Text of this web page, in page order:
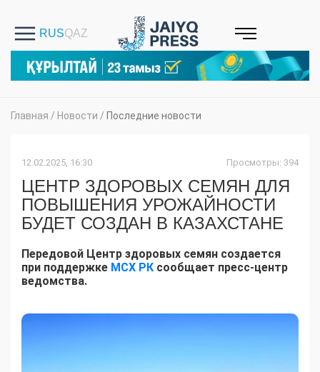
Главная / Новости / Последние новости
12.02.2025, 16:30 Просмотры: 394
ЦЕНТР ЗДОРОВЫХ СЕМЯН ДЛЯ
ПОВЫШЕНИЯ УРОЖАЙНОСТИ
БУДЕТ СОЗДАН В КАЗАХСТАНЕ
Передовой Центр здоровых семян создается
при поддержке МСХ РК сообщает пресс-центр
ведомства.